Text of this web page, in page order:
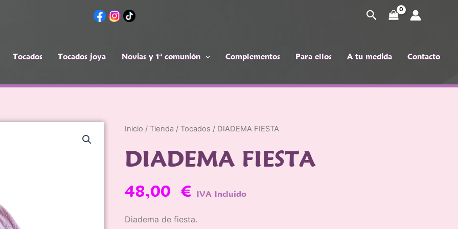
Buscar
Tocados Tocados joya Novias y 1ª comunión Complementos Para ellos A tu medida Contacto
Inicio / Tienda / Tocados / DIADEMA FIESTA
DIADEMA FIESTA
48,00 € IVA Incluido
Diadema de fiesta.